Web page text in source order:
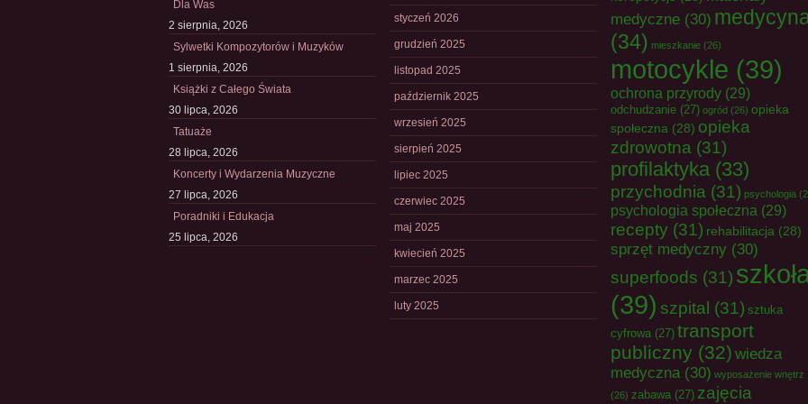
Dla Was
2 sierpnia, 2026
Sylwetki Kompozytorów i Muzyków
1 sierpnia, 2026
Książki z Całego Świata
30 lipca, 2026
Tatuaże
28 lipca, 2026
Koncerty i Wydarzenia Muzyczne
27 lipca, 2026
Poradniki i Edukacja
25 lipca, 2026
styczeń 2026
grudzień 2025
listopad 2025
październik 2025
wrzesień 2025
sierpień 2025
lipiec 2025
czerwiec 2025
maj 2025
kwiecień 2025
marzec 2025
luty 2025
medyczne (30)
(34) mieszkanie (26)
motocykle (39)
ochrona przyrody (29)
odchudzanie (27) ogród (26) opieka
społeczna (28) opieka
zdrowotna (31)
profilaktyka (33)
przychodnia (31) psychologia
psychologia społeczna (29)
recepty (31) rehabilitacja (28)
sprzęt medyczny (30)
superfoods (31)
(39) szpital (31) sztuka
cyfrowa (27) transport
publiczny (32) wiedza
medyczna(30) wyposażenie wnętrz
(26) zabawa (27) zajęcia